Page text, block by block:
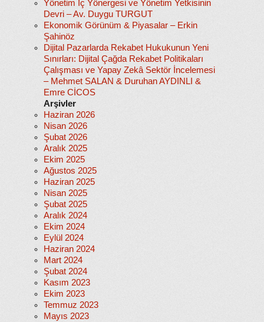
Yönetim İç Yönergesi ve Yönetim Yetkisinin
Devri – Av. Duygu TURGUT
Ekonomik Görünüm & Piyasalar – Erkin
Şahinöz
Dijital Pazarlarda Rekabet Hukukunun Yeni
Sınırları: Dijital Çağda Rekabet Politikaları
Çalışması ve Yapay Zekâ Sektör İncelemesi
– Mehmet SALAN & Duruhan AYDINLI &
Emre CİCOS
Arşivler
Haziran 2026
Nisan 2026
Şubat 2026
Aralık 2025
Ekim 2025
Ağustos 2025
Haziran 2025
Nisan 2025
Şubat 2025
Aralık 2024
Ekim 2024
Eylül 2024
Haziran 2024
Mart 2024
Şubat 2024
Kasım 2023
Ekim 2023
Temmuz 2023
Mayıs 2023